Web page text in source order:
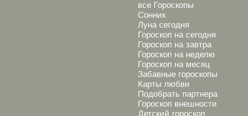
все Гороскопы
Сонник
Луна сегодня
Гороскоп на сегодня
Гороскоп на завтра
Гороскоп на неделю
Гороскоп на месяц
Забавные гороскопы
Карты любви
Подобрать партнера
Гороскоп внешности
Детский гороскоп